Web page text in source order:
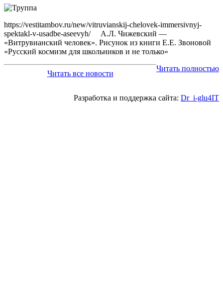
https://vestitambov.ru/new/vitruvianskij-chelovek-immersivnyj-
spektakl-v-usadbe-aseevyh/ А.Л. Чижевский —
«Витрувианский человек». Рисунок из книги Е.Е. Звоновой
«Русский космизм для школьников и не только»
Читать полностью
Читать все новости
Разработка и поддержка сайта: Dr_i-glu4IT